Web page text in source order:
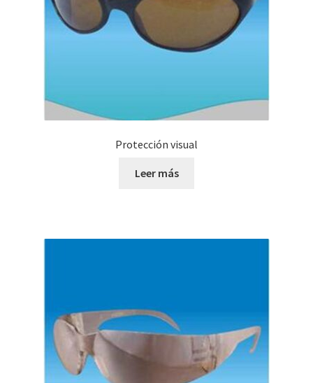
Protección visual
Leer más